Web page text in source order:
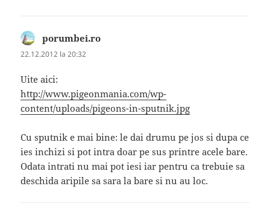
porumbei.ro
22.12.2012 la 20:32
Uite aici:
http://www.pigeonmania.com/wp-
content/uploads/pigeons-in-sputnik.jpg
Cu sputnik e mai bine: le dai drumu pe jos si dupa ce
ies inchizi si pot intra doar pe sus printre acele bare.
Odata intrati nu mai pot iesi iar pentru ca trebuie sa
deschida aripile sa sara la bare si nu au loc.